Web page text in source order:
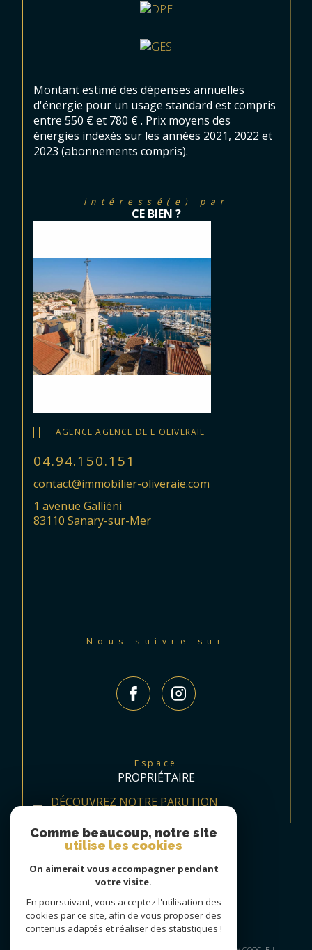
Montant estimé des dépenses annuelles
d'énergie pour un usage standard est compris
entre 550 € et 780 € . Prix moyens des
énergies indexés sur les années 2021, 2022 et
2023 (abonnements compris).
Intéressé(e) par
CE BIEN ?
AGENCE AGENCE DE L'OLIVERAIE
04.94.150.151
contact@immobilier-oliveraie.com
1 avenue Galliéni
83110 Sanary-sur-Mer
Nous suivre sur
Espace
PROPRIÉTAIRE
DÉCOUVREZ NOTRE PARUTION
Comme beaucoup, notre site
utilise les cookies
On aimerait vous accompagner pendant
votre visite.
En poursuivant, vous acceptez l'utilisation des
cookies par ce site, afin de vous proposer des
contenus adaptés et réaliser des statistiques !